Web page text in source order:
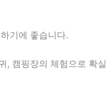
기에 좋습니다.
, 캠핑장의 체험으로 확